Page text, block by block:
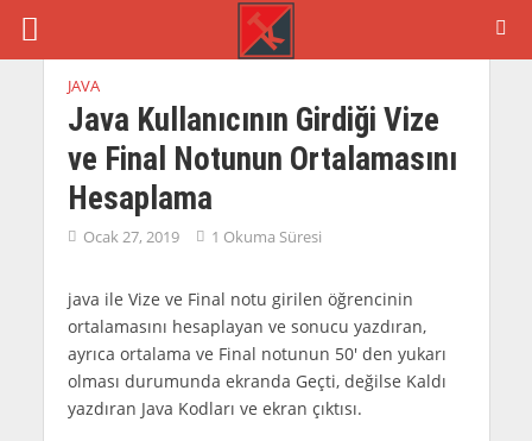
JAVA
Java Kullanıcının Girdiği Vize
ve Final Notunun Ortalamasını
Hesaplama
Ocak 27, 2019 1 Okuma Süresi
java ile Vize ve Final notu girilen öğrencinin
ortalamasını hesaplayan ve sonucu yazdıran,
ayrıca ortalama ve Final notunun 50′ den yukarı
olması durumunda ekranda Geçti, değilse Kaldı
yazdıran Java Kodları ve ekran çıktısı.